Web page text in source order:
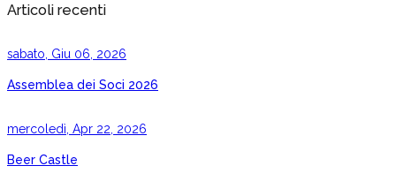
Articoli recenti
sabato, Giu 06, 2026
Assemblea dei Soci 2026
mercoledì, Apr 22, 2026
Beer Castle